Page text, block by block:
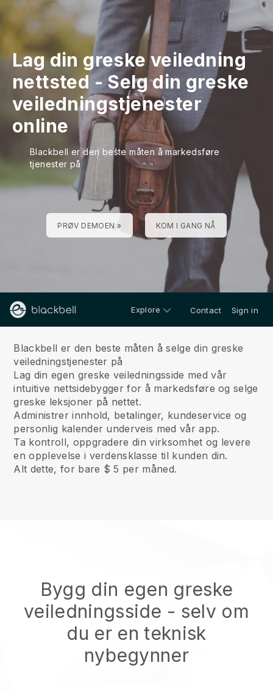
Lag din greske veiledning
nettsted-Selg din greske
veiledningstjenester
online
Blackbell er den beste måten å markedsføre
tjenester på
PRØV DEMOEN » KOM I GANG NÅ
Explore Contact Sign in
Blackbell er den beste måten å selge din greske
veiledningstjenester på
Lag din egen greske veiledningsside med vår
intuitive nettsidebygger for å markedsføre og selge
greske leksjoner på nettet.
Administrer innhold, betalinger, kundeservice og
personlig kalender underveis med vår app.
Ta kontroll, oppgradere din virksomhet og levere
en opplevelse i verdensklasse til kunden din.
Alt dette, for bare $ 5 per måned.
Bygg din egen greske
veiledningsside - selv om
du er en teknisk
nybegynner